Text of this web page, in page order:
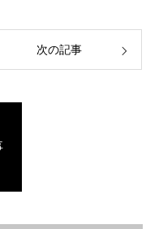
次の記事